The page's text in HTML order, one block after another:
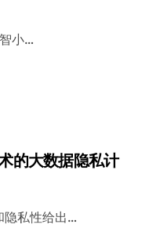
小…
的大数据隐私计
隐私性给出…